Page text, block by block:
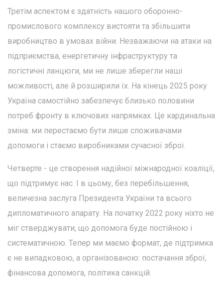
Третім аспектом є здатність нашого оборонно-
промислового комплексу вистояти та збільшити
виробництво в умовах війни. Незважаючи на атаки на
підприємства, енергетичну інфраструктуру та
логістичні ланцюги, ми не лише зберегли наші
можливості, але й розширили їх. На кінець 2025 року
Україна самостійно забезпечує близько половини
потреб фронту в ключових напрямках. Це кардинальна
зміна: ми перестаємо бути лише споживачами
допомоги і стаємо виробниками сучасної зброї.
Четверте - це створення надійної міжнародної коаліції,
що підтримує нас. І в цьому, без перебільшення,
величезна заслуга Президента України та всього
дипломатичного апарату. На початку 2022 року ніхто не
міг стверджувати, що допомога буде постійною і
систематичною. Тепер ми маємо формат, де підтримка
є не випадковою, а організованою: постачання зброї,
фінансова допомога, політика санкцій.